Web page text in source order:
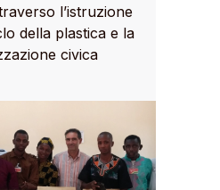
l’istruzione
della plastica e la
civica